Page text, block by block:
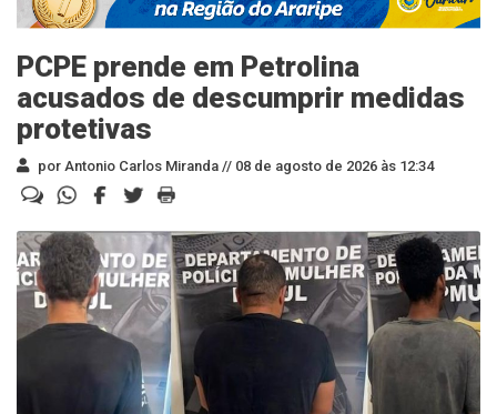
PCPE prende em Petrolina
acusados de descumprir medidas
protetivas
por Antonio Carlos Miranda // 08 de agosto de 2026 às 12:34